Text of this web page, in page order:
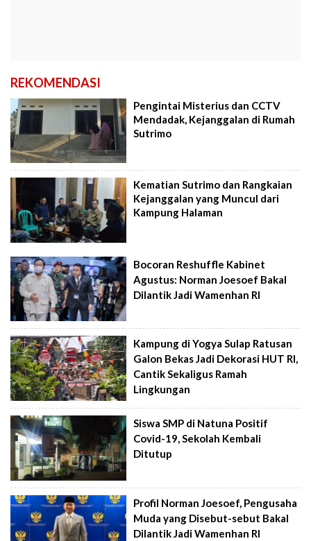
REKOMENDASI
Pengintai Misterius dan CCTV
Mendadak, Kejanggalan di Rumah
Sutrimo
Kematian Sutrimo dan Rangkaian
Kejanggalan yang Muncul dari
Kampung Halaman
Bocoran Reshuffle Kabinet
Agustus: Norman Joesoef Bakal
Dilantik Jadi Wamenhan RI
Kampung di Yogya Sulap Ratusan
Galon Bekas Jadi Dekorasi HUT RI,
Cantik Sekaligus Ramah
Lingkungan
Siswa SMP di Natuna Positif
Covid-19, Sekolah Kembali
Ditutup
Profil Norman Joesoef, Pengusaha
Muda yang Disebut-sebut Bakal
Dilantik Jadi Wamenhan RI